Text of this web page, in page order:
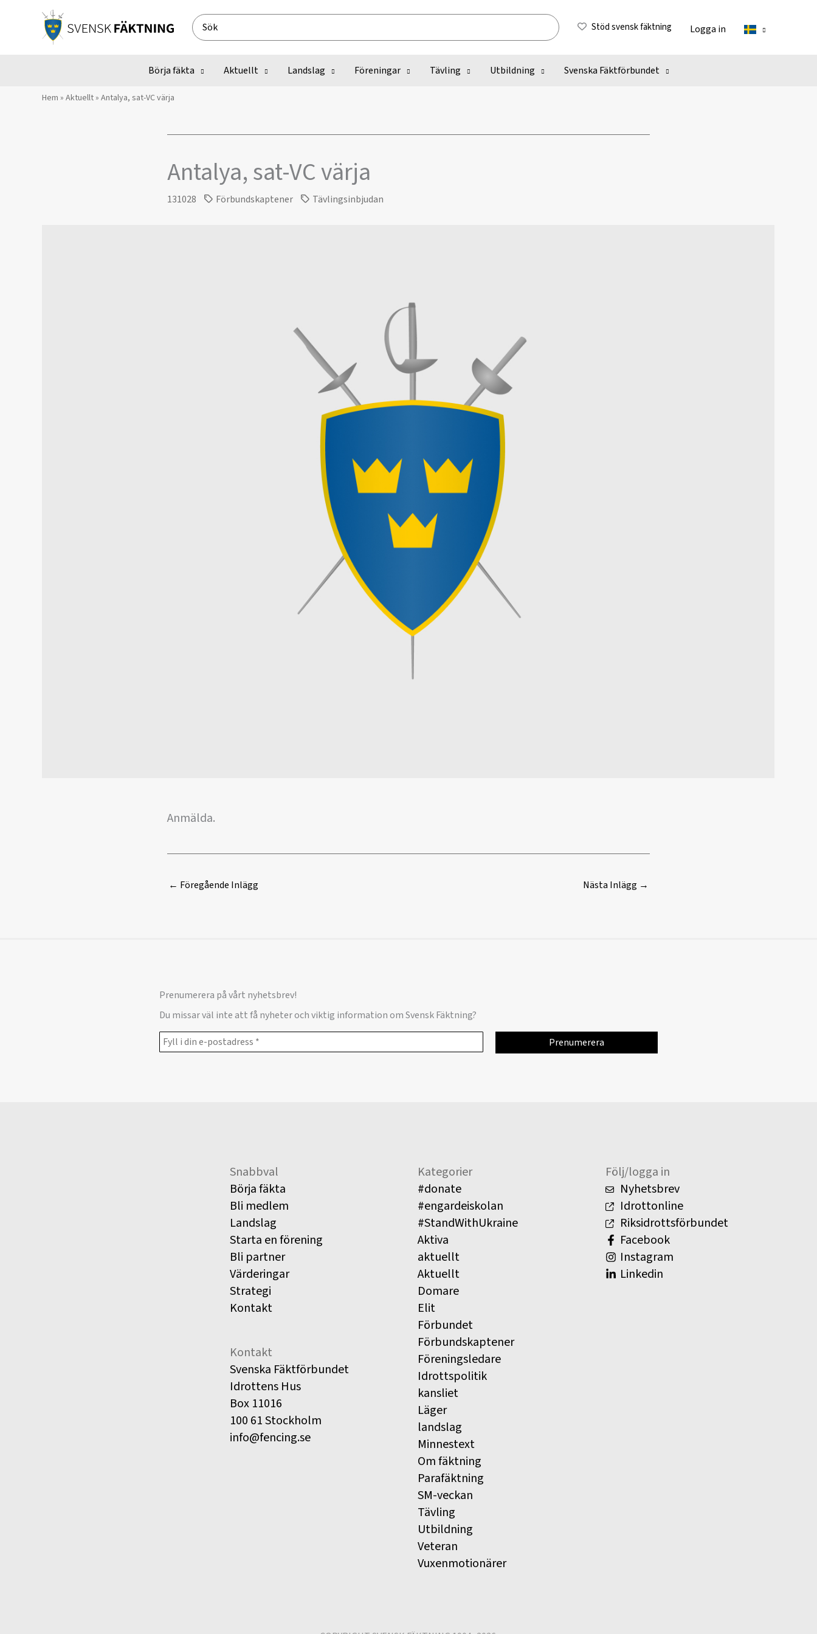
Search
for:
Stöd svensk fäktning Logga in
Börja fäkta Aktuellt Landslag Föreningar Tävling Utbildning Svenska Fäktförbundet
Hem » Aktuellt» Antalya, sat-VC värja
Antalya, sat-VC värja
131028 Förbundskaptener Tävlingsinbjudan
Anmälda.
← Föregående Inlägg Nästa Inlägg →
Prenumerera på vårt nyhetsbrev!
Du missar väl inte att få nyheter och viktig information om Svensk Fäktning?
Snabbval
Börja fäkta
Bli medlem
Landslag
Starta en förening
Bli partner
Värderingar
Strategi
Kontakt
Kontakt
Svenska Fäktförbundet
Idrottens Hus
Box 11016
100 61 Stockholm
info@fencing.se
Kategorier
#donate
#engardeiskolan
#StandWithUkraine
Aktiva
aktuellt
Aktuellt
Domare
Elit
Förbundet
Förbundskaptener
Föreningsledare
Idrottspolitik
kansliet
Läger
landslag
Minnestext
Om fäktning
Parafäktning
SM-veckan
Tävling
Utbildning
Veteran
Vuxenmotionärer
Följ/logga in
Nyhetsbrev
Idrottonline
Riksidrottsförbundet
Facebook
Instagram
Linkedin